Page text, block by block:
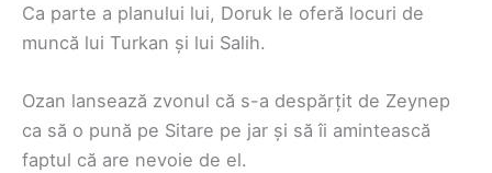
Ca parte a planului lui, Doruk le oferă locuri de
muncă lui Turkan și lui Salih.
Ozan lansează zvonul că s-a despărțit de Zeynep
ca să o pună pe Sitare pe jar și să îi amintească
faptul că are nevoie de el.